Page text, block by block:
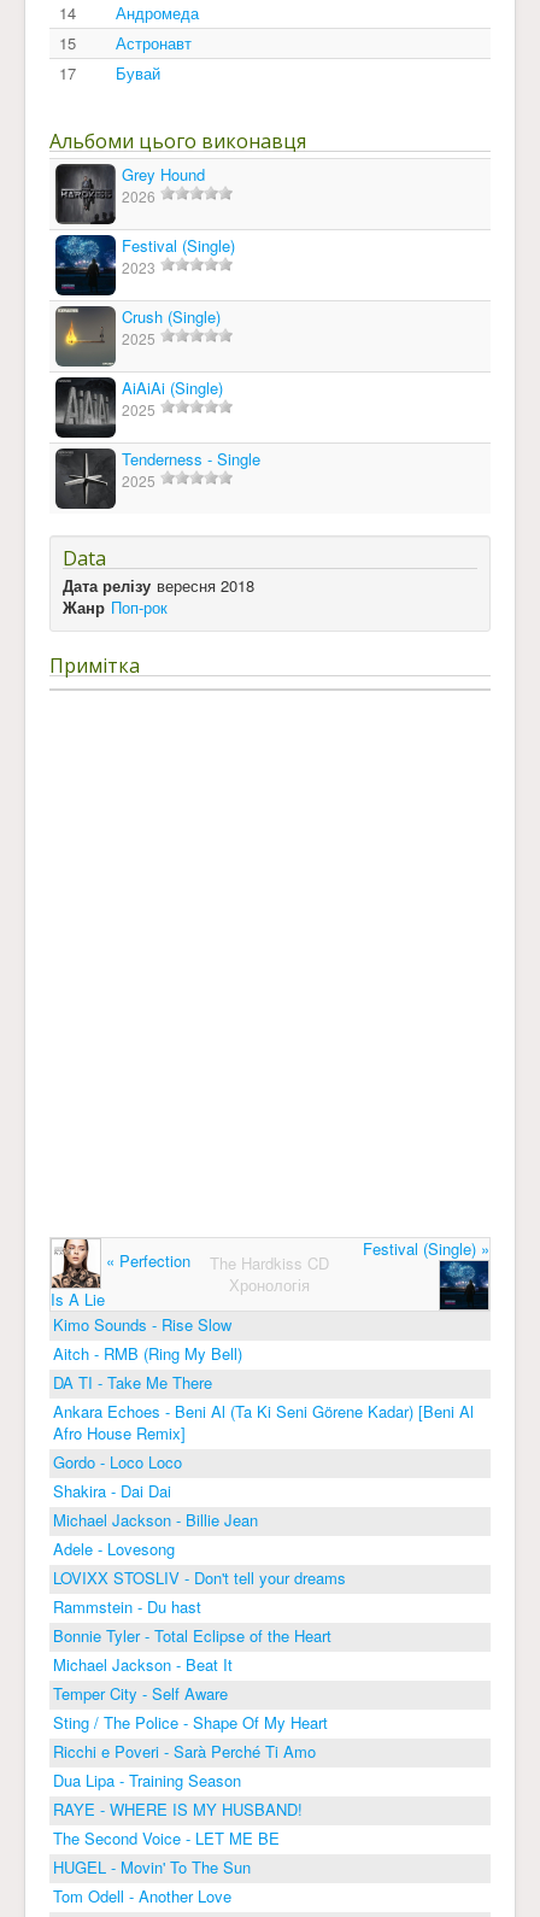
14
Андромеда
15
Астронавт
17
Бувай
Альбоми цього виконавця
Grey Hound
2026
Festival (Single)
2023
Crush (Single)
2025
AiAiAi (Single)
2025
Tenderness - Single
2025
Data
Дата релізу вересня 2018
Жанр Поп-рок
Примітка
« Perfection
Is A Lie
The Hardkiss CD
Хронологія
Festival (Single) »
Kimo Sounds - Rise Slow
Aitch - RMB (Ring My Bell)
DA TI - Take Me There
Ankara Echoes - Beni Al (Ta Ki Seni Görene Kadar) [Beni Al
Afro House Remix]
Gordo - Loco Loco
Shakira - Dai Dai
Michael Jackson - Billie Jean
Adele - Lovesong
LOVIXX STOSLIV - Don't tell your dreams
Rammstein - Du hast
Bonnie Tyler - Total Eclipse of the Heart
Michael Jackson - Beat It
Temper City - Self Aware
Sting / The Police - Shape Of My Heart
Ricchi e Poveri - Sarà Perché Ti Amo
Dua Lipa - Training Season
RAYE - WHERE IS MY HUSBAND!
The Second Voice - LET ME BE
HUGEL - Movin' To The Sun
Tom Odell - Another Love